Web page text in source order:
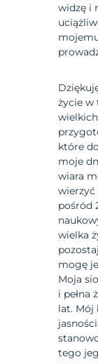
widzę i
życie w
które
moje
wiara
wierzyć
pośród
wielka
mogę
Moja
i pełna
lat. Mój
tego